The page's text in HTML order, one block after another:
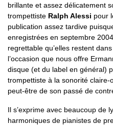
brillante et assez délicatement
trompettiste Ralph Alessi pour
publication assez tardive
enregistrées en septembre
regrettable qu’elles restent
l’occasion que nous offre
disque (et du label en général)
trompettiste à la sonorité
peut-être de son passé de
Il s’exprime avec beaucoup de
harmoniques de pianistes de